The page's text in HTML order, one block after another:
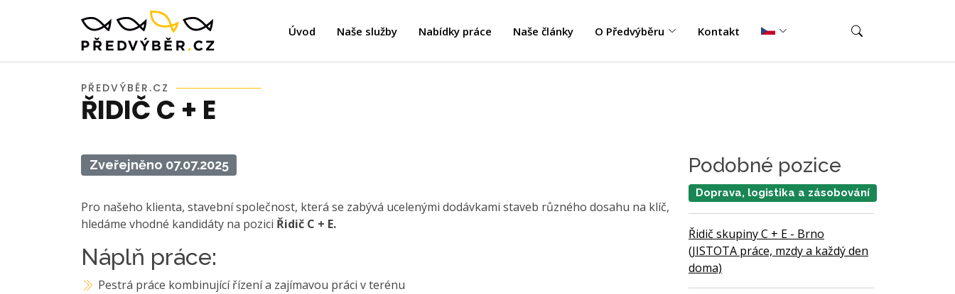
Úvod Naše služby Nabídky práce Naše články O Předvýběru Kontakt
PŘEDVÝBĚR.CZ
ŘIDIČ C + E
Zveřejněno 07.07.2025
Pro našeho klienta, stavební společnost, která se zabývá ucelenými dodávkami staveb různého dosahu na klíč,
hledáme vhodné kandidáty na pozici Řidič C + E.
Náplň práce:
Pestrá práce kombinující řízení a zajímavou práci v terénu
Podobné pozice
Doprava, logistika a zásobování
Řidič skupiny C + E - Brno
(JISTOTA práce, mzdy a každý den
doma)